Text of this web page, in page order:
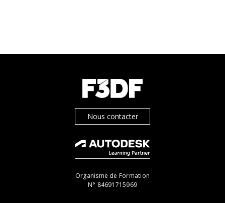
Nous contacter
Organisme de Formation
N° 84691715969